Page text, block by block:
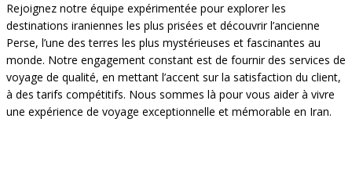
Rejoignez notre équipe expérimentée pour explorer les
destinations iraniennes les plus prisées et découvrir l’ancienne
Perse, l’une des terres les plus mystérieuses et fascinantes au
monde. Notre engagement constant est de fournir des services de
voyage de qualité, en mettant l’accent sur la satisfaction du client,
à des tarifs compétitifs. Nous sommes là pour vous aider à vivre
une expérience de voyage exceptionnelle et mémorable en Iran.